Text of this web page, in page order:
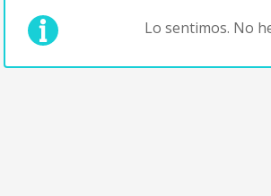
Lo sentimos. No